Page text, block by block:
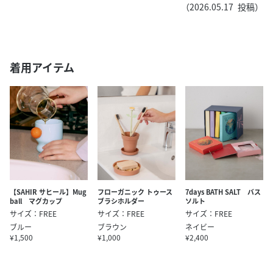
（2026.05.17 投稿）
着用アイテム
【SAHIR サヒール】Mug
ball マグカップ
サイズ：FREE
ブルー
¥1,500
フローガニック トゥース
ブラシホルダー
サイズ：FREE
ブラウン
¥1,000
7days BATH SALT バス
ソルト
サイズ：FREE
ネイビー
¥2,400